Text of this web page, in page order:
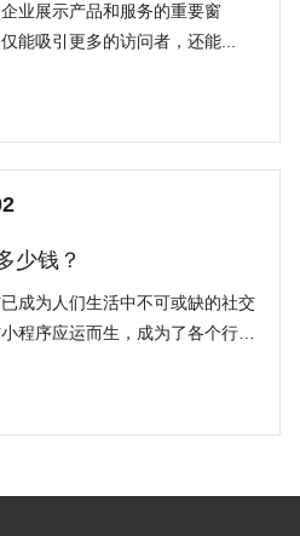
业展示产品和服务的重要窗
能吸引更多的访问者，还能...
少钱？
成为人们生活中不可或缺的社交
程序应运而生，成为了各个行业
一直存在疑问，那么我们来详细